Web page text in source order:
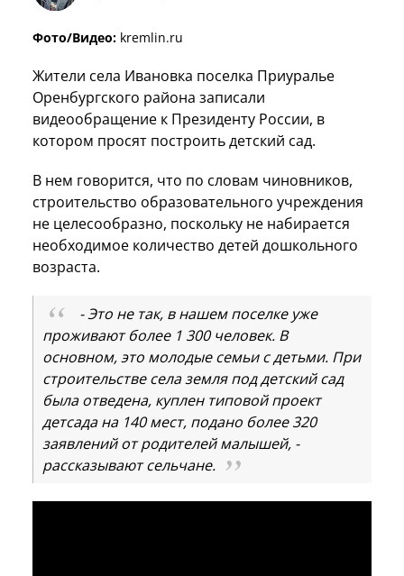
Фото/Видео: kremlin.ru
Жители села Ивановка поселка Приуралье
Оренбургского района записали
видеообращение к Президенту России, в
котором просят построить детский сад.
В нем говорится, что по словам чиновников,
строительство образовательного учреждения
не целесообразно, поскольку не набирается
необходимое количество детей дошкольного
возраста.
- Это не так, в нашем поселке уже
проживают более 1 300 человек. В
основном, это молодые семьи с детьми. При
строительстве села земля под детский сад
была отведена, куплен типовой проект
детсада на 140 мест, подано более 320
заявлений от родителей малышей, -
рассказывают сельчане.